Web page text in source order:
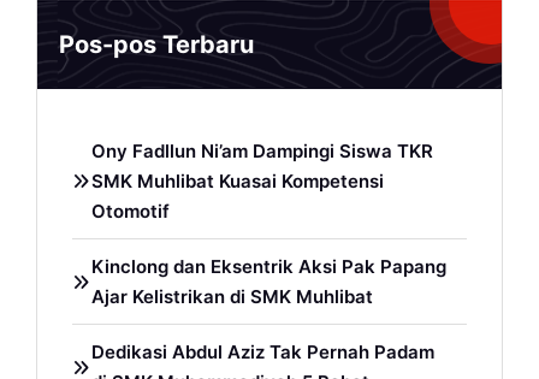
Pos-pos Terbaru
Ony Fadllun Ni’am Dampingi Siswa TKR
SMK Muhlibat Kuasai Kompetensi
Otomotif
Kinclong dan Eksentrik Aksi Pak Papang
Ajar Kelistrikan di SMK Muhlibat
Dedikasi Abdul Aziz Tak Pernah Padam